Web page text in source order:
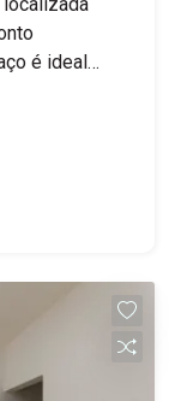
e
de
localizada
Excelente